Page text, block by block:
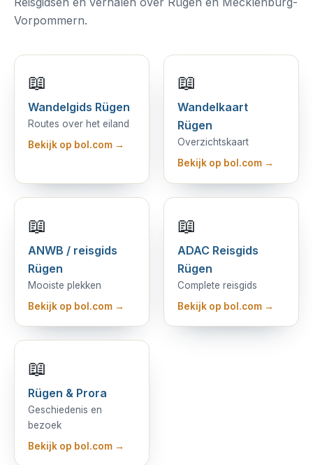
Vorpommern.
📖
Wandelgids Rügen
Routes over het eiland
Bekijk op bol.com →
📖
Wandelkaart
Rügen
Overzichtskaart
Bekijk op bol.com →
📖
ANWB / reisgids
Rügen
Mooiste plekken
Bekijk op bol.com →
📖
ADAC Reisgids
Rügen
Complete reisgids
Bekijk op bol.com →
📖
Rügen & Prora
Geschiedenis en
bezoek
Bekijk op bol.com →